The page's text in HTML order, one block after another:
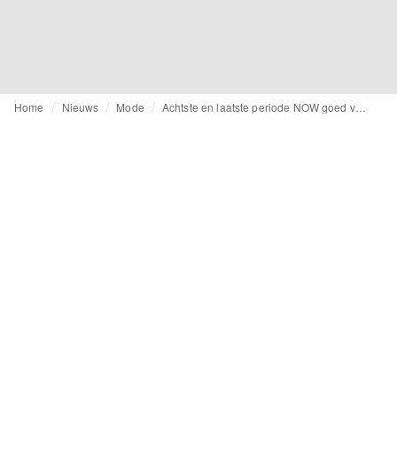
Home Nieuws Mode Achtste en laatste periode NOW goed voor 31.000 aanvragen: een na laagste aantal tot nu toe